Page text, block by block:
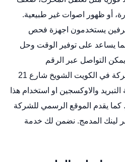
أو ظهور اصوات غير طبيعية.
يستخدمون اجهزة فحص
يساعد على توفير الوقت وحل
التواصل عبر الرقم
66633305 او زيارة مقر الشركة في الكويت الشويخ شارع 21
والاوكسجين او استخدام هذا
كما يقدم الموقع الرسمي للشركة
لينك المدمج. نضمن لك خدمة